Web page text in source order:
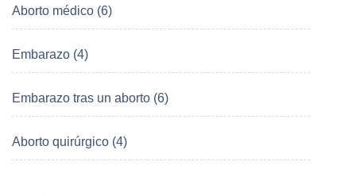
Aborto médico (6)
Embarazo (4)
Embarazo tras un aborto (6)
Aborto quirúrgico (4)